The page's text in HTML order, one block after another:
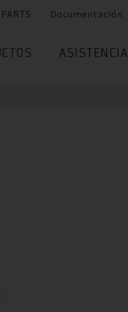
Documentación
ASISTENCIA